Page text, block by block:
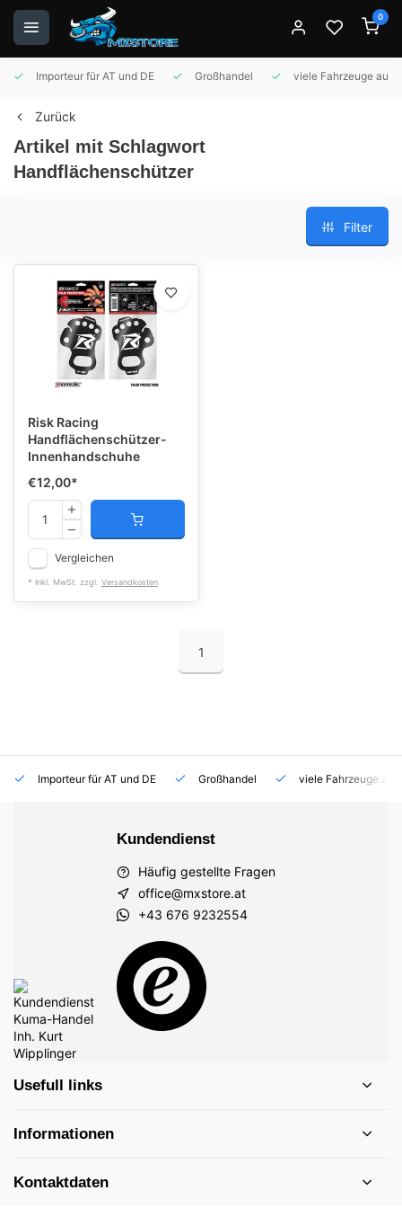
0
Importeur für AT und DE Großhandel viele Fahrzeuge auf
Zurück
Artikel mit Schlagwort
Handflächenschützer
Filter
Risk Racing
Handflächenschützer-
Innenhandschuhe
€12,00*
Vergleichen
* Inkl. MwSt. zzgl. Versandkosten
1
Importeur für AT und DE Großhandel viele Fahrzeuge auf
Kundendienst
Häufig gestellte Fragen
office@mxstore.at
+43 676 9232554
Usefull links
Informationen
Kontaktdaten